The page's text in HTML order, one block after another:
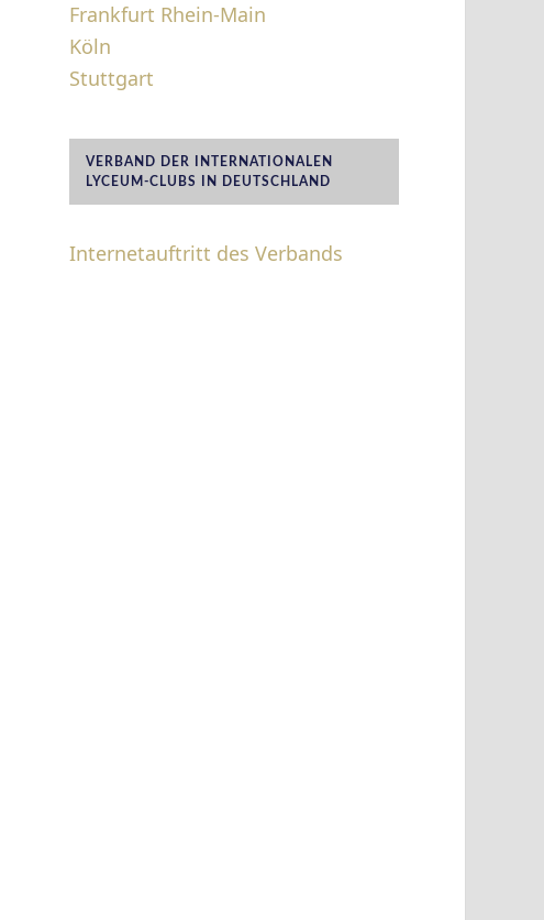
Frankfurt Rhein-Main
Köln
Stuttgart
VERBAND DER INTERNATIONALEN
LYCEUM-CLUBS IN DEUTSCHLAND
Internetauftritt des Verbands